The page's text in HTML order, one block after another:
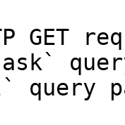
GET
query